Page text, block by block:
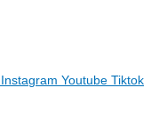
Instagram Youtube Tiktok